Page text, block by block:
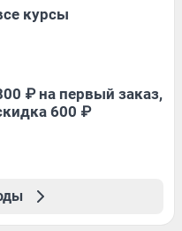
курсы
₽ на первый заказ,
600 ₽